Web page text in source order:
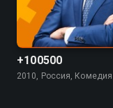
5.5 4.5
+100500
2010, Россия, Комедия